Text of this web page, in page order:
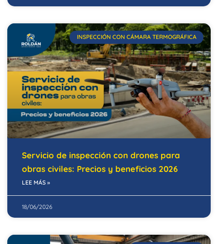
INSPECCIÓN CON CÁMARA TERMOGRÁFICA
Servicio de inspección con drones para
obras civiles: Precios y beneficios 2026
LEE MÁS »
18/06/2026